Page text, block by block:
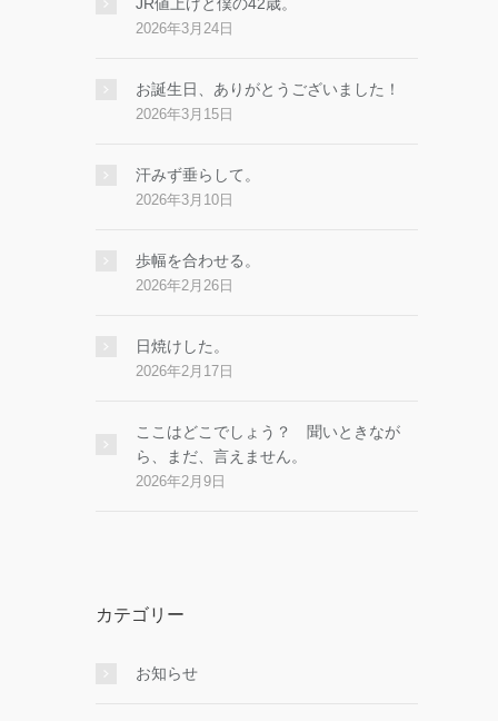
2026年3月24日
お誕生日、ありがとうございました！
2026年3月15日
汗みず垂らして。
2026年3月10日
歩幅を合わせる。
2026年2月26日
日焼けした。
2026年2月17日
ここはどこでしょう？ 聞いときなが
ら、まだ、言えません。
2026年2月9日
カテゴリー
お知らせ